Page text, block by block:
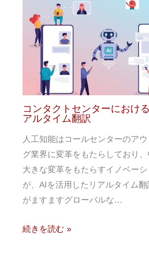
コンタクトセンターにおけ
アルタイム翻訳
人工知能はコールセンターのア
グ業界に変革をもたらしており
大きな変革をもたらすイノベー
が、AIを活用したリアルタイム
がますますグローバルな…
続きを読む »